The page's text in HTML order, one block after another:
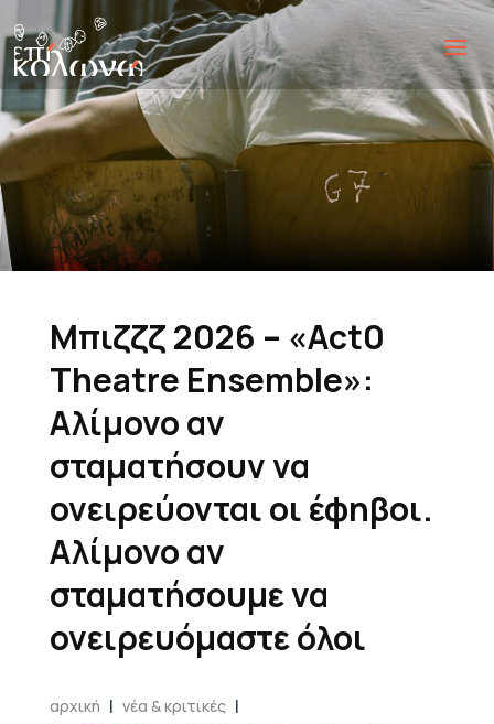
Μπιζζζ 2026 – «Act0
Theatre Ensemble»:
Αλίμονο αν
σταματήσουν να
ονειρεύονται οι έφηβοι.
Αλίμονο αν
σταματήσουμε να
ονειρευόμαστε όλοι
αρχική | νέα & κριτικές |